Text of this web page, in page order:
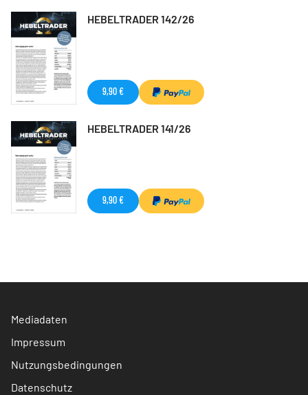
HEBELTRADER 142/26
9,90 €
HEBELTRADER 141/26
9,90 €
Mediadaten
Impressum
Nutzungsbedingungen
Datenschutz